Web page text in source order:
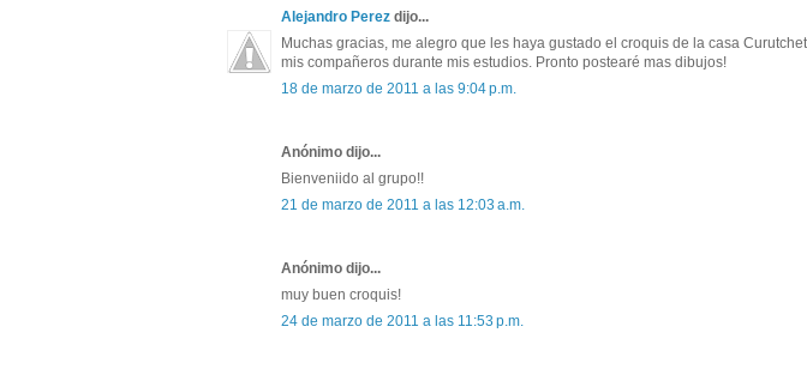
Alejandro Perez dijo...
Muchas gracias, me alegro que les haya gustado el croquis de la casa
mis compañeros durante mis estudios. Pronto postearé mas dibujos!
18 de marzo de 2011 a las 9:04 p.m.
Anónimo dijo...
Bienveniido al grupo!!
21 de marzo de 2011 a las 12:03 a.m.
Anónimo dijo...
muy buen croquis!
24 de marzo de 2011 a las 11:53 p.m.